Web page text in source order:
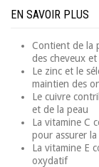
EN SAVOIR PLUS
Contient de la
des cheveux
Le zinc et le
maintien des
Le cuivre
et de la peau
La vitamine C
pour assurer
La vitamine E
oxydatif